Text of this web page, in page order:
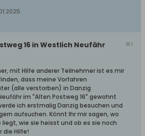
#1
16 in Westlich Neufähr
mit Hilfe anderer Teilnehmer ist es mir
dass meine Vorfahren
(alle verstorben) in Danzig
im "Alten Postweg 16" gewohnt
ich erstmalig Danzig besuchen und
aufsuchen. Könnt Ihr mir sagen, wo
wie sie heisst und ob es sie noch
die Hilfe!